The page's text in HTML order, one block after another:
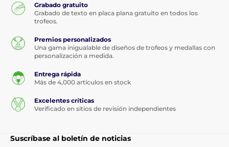
personalizarlas con texto, logo o diseño a tu medida, para
que cada premiación sea única y memorable.
la forma perfecta de celebrar logros grandes y pequeños sin
complicaciones. Elige las tuyas, agrégales tu toque personal y
prepárate para ese gran momento.
Grabado gratuito
Grabado de texto en placa plana gratuito en todos los
trofeos.
Premios personalizados
Una gama inigualable de diseños de trofeos y medallas con
personalización a medida.
Entrega rápida
Más de 4,000 artículos en stock
Excelentes críticas
Verificado en sitios de revisión independientes
Suscríbase al boletín de noticias